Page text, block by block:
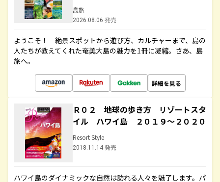
島旅
2026.08.06 発売
ようこそ！ 絶景スポットから遊び方、カルチャーまで、島の
人たちが教えてくれた奄美大島の魅力を1冊に凝縮。さあ、島
旅へ。
詳細を見る
Ｒ０２ 地球の歩き方 リゾートスタ
イル ハワイ島 ２０１９～２０２０
Resort Style
2018.11.14 発売
ハワイ島のダイナミックな自然は訪れる人々を魅了します。パ